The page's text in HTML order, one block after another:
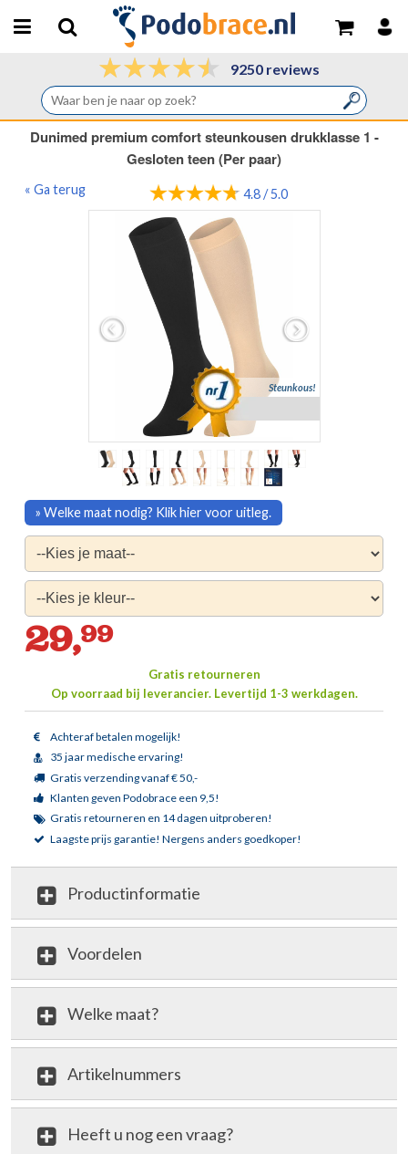
9250 reviews
Dunimed premium comfort steunkousen drukklasse 1 -
Gesloten teen (Per paar)
« Ga terug 4.8 / 5.0
Steunkous!
29,99
Gratis retourneren
Op voorraad bij leverancier.Levertijd 1-3 werkdagen.
Achteraf betalen mogelijk!
35 jaar medische ervaring!
Gratis verzending vanaf € 50,-
Klanten geven Podobrace een 9,5!
Gratis retourneren en 14 dagen uitproberen!
Laagste prijs garantie! Nergens anders goedkoper!
» Welke maat nodig? Klik hier voor uitleg.
Productinformatie
Voordelen
Welke maat?
Artikelnummers
Heeft u nog een vraag?